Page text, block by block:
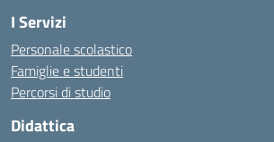
I Servizi
Personale scolastico
Famiglie e studenti
Percorsi di studio
Didattica